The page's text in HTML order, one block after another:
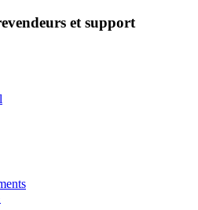
et support